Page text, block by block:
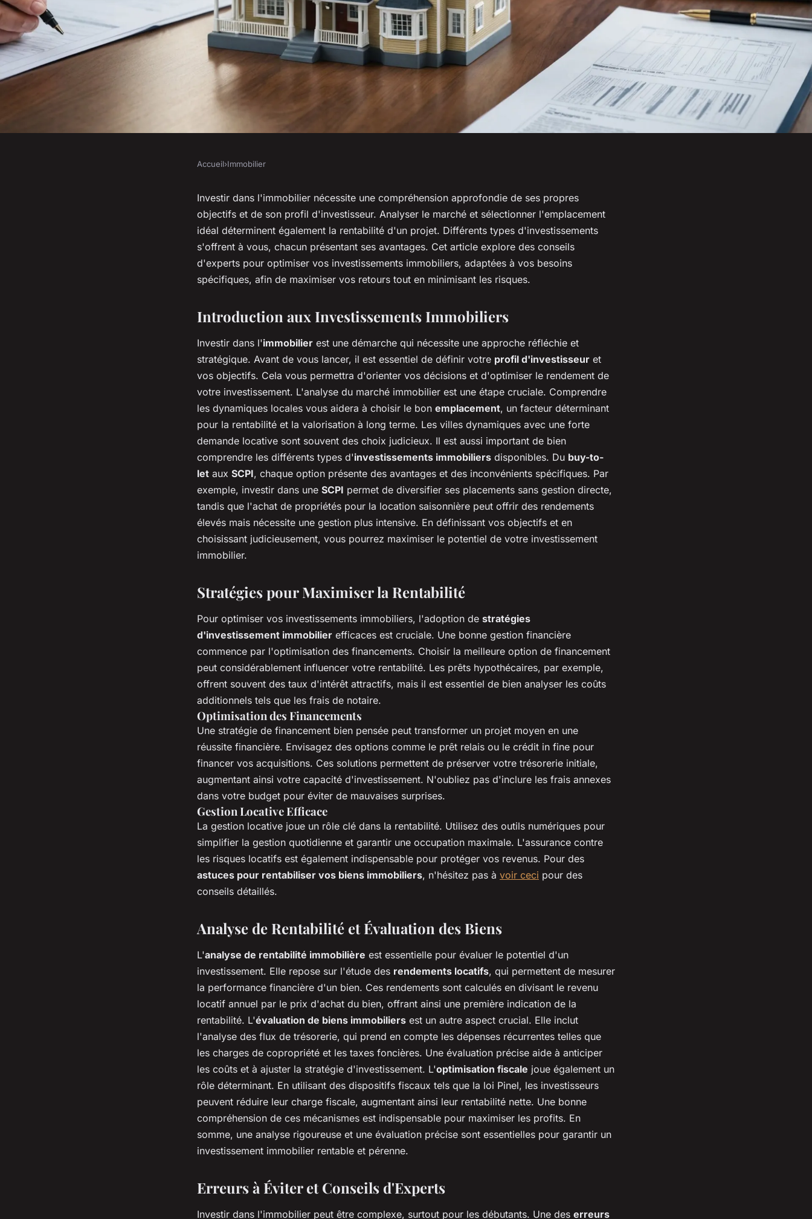
Immobilier : conseils experts pour
rentabiliser vos investissements
Accueil›Immobilier
Investir dans l'immobilier nécessite une compréhension approfondie de ses propres
objectifs et de son profil d'investisseur. Analyser le marché et sélectionner l'emplacement
idéal déterminent également la rentabilité d'un projet. Différents types d'investissements
s'offrent à vous, chacun présentant ses avantages. Cet article explore des conseils
d'experts pour optimiser vos investissements immobiliers, adaptées à vos besoins
spécifiques, afin de maximiser vos retours tout en minimisant les risques.
Introduction aux Investissements Immobiliers
Investir dans l'immobilier est une démarche qui nécessite une approche réfléchie et
stratégique. Avant de vous lancer, il est essentiel de définir votre profil d'investisseur et
vos objectifs. Cela vous permettra d'orienter vos décisions et d'optimiser le rendement de
votre investissement. L'analyse du marché immobilier est une étape cruciale. Comprendre
les dynamiques locales vous aidera à choisir le bon emplacement, un facteur déterminant
pour la rentabilité et la valorisation à long terme. Les villes dynamiques avec une forte
demande locative sont souvent des choix judicieux. Il est aussi important de bien
comprendre les différents types d'investissements immobiliers disponibles. Du buy-to-
let aux SCPI, chaque option présente des avantages et des inconvénients spécifiques. Par
exemple, investir dans une SCPI permet de diversifier ses placements sans gestion directe,
tandis que l'achat de propriétés pour la location saisonnière peut offrir des rendements
élevés mais nécessite une gestion plus intensive. En définissant vos objectifs et en
choisissant judicieusement, vous pourrez maximiser le potentiel de votre investissement
immobilier.
Stratégies pour Maximiser la Rentabilité
Pour optimiser vos investissements immobiliers, l'adoption de stratégies
d'investissement immobilier efficaces est cruciale. Une bonne gestion financière
commence par l'optimisation des financements. Choisir la meilleure option de financement
peut considérablement influencer votre rentabilité. Les prêts hypothécaires, par exemple,
offrent souvent des taux d'intérêt attractifs, mais il est essentiel de bien analyser les coûts
additionnels tels que les frais de notaire.
Optimisation des Financements
Une stratégie de financement bien pensée peut transformer un projet moyen en une
réussite financière. Envisagez des options comme le prêt relais ou le crédit in fine pour
financer vos acquisitions. Ces solutions permettent de préserver votre trésorerie initiale,
augmentant ainsi votre capacité d'investissement. N'oubliez pas d'inclure les frais annexes
dans votre budget pour éviter de mauvaises surprises.
Gestion Locative Efficace
La gestion locative joue un rôle clé dans la rentabilité. Utilisez des outils numériques pour
simplifier la gestion quotidienne et garantir une occupation maximale. L'assurance contre
les risques locatifs est également indispensable pour protéger vos revenus. Pour des
astuces pour rentabiliser vos biens immobiliers, n'hésitez pas à voir ceci pour des
conseils détaillés.
Analyse de Rentabilité et Évaluation des Biens
L'analyse de rentabilité immobilière est essentielle pour évaluer le potentiel d'un
investissement. Elle repose sur l'étude des rendements locatifs, qui permettent de mesurer
la performance financière d'un bien. Ces rendements sont calculés en divisant le revenu
locatif annuel par le prix d'achat du bien, offrant ainsi une première indication de la
rentabilité. L'évaluation de biens immobiliers est un autre aspect crucial. Elle inclut
l'analyse des flux de trésorerie, qui prend en compte les dépenses récurrentes telles que
les charges de copropriété et les taxes foncières. Une évaluation précise aide à anticiper
les coûts et à ajuster la stratégie d'investissement. L'optimisation fiscale joue également un
rôle déterminant. En utilisant des dispositifs fiscaux tels que la loi Pinel, les investisseurs
peuvent réduire leur charge fiscale, augmentant ainsi leur rentabilité nette. Une bonne
compréhension de ces mécanismes est indispensable pour maximiser les profits. En
somme, une analyse rigoureuse et une évaluation précise sont essentielles pour garantir un
investissement immobilier rentable et pérenne.
Erreurs à Éviter et Conseils d'Experts
Investir dans l'immobilier peut être complexe, surtout pour les débutants. Une des erreurs